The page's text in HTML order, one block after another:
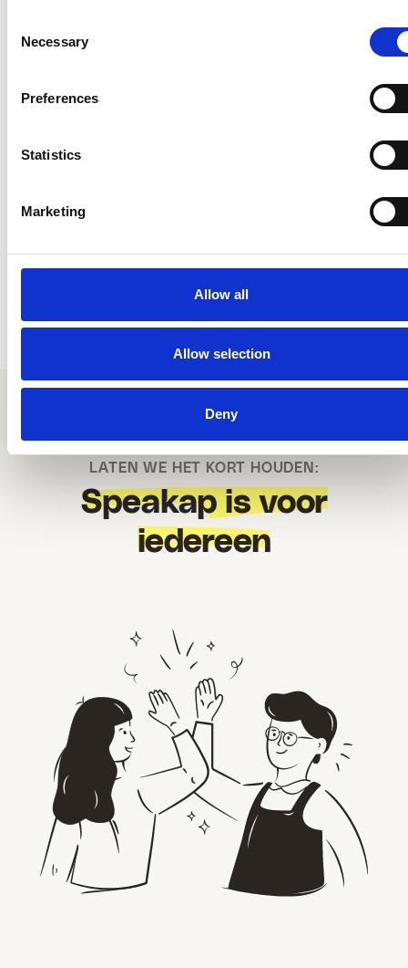
Selection
Necessary
Preferences
Statistics
Marketing
Allow all
Allow selection
Deny
LATEN WE HET KORT HOUDEN:
Speakap is voor
iedereen